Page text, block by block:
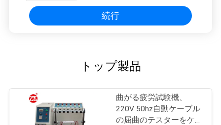
続行
トップ製品
曲がる疲労試験機、
220V 50hz自動ケーブル
の屈曲のテスターをケー